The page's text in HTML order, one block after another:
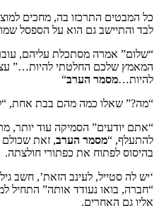
כל המבטים התרכזו בה, מחכים
לבד והתיישב גם הוא על הספסל
“שלום” אמרה מסתכלת עליהם,
המאמץ שלכם החלטתי להיות…”
להיות…מסמר הערב“
“מה?” שאלו כמה מהם בבת אחת,
“אתם יודעים” הסמיקה עוד יותר,
להתעלף, “מסמר הערב, זאת
בהיסוס לפתוח את כפתורי חולצתה.
‘יש לה סטייל, לעינב הזאת’, חשב
“חברה, בואו נעודד אותה” התחיל
אליו גם האחרים.